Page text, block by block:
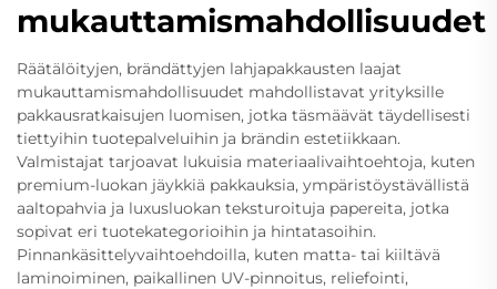
mukauttamismahdollisuudet
Räätälöityjen, brändättyjen lahjapakkausten laajat
mukauttamismahdollisuudet mahdollistavat yrityksille
pakkausratkaisujen luomisen, jotka täsmäävät täydellisesti
tiettyihin tuotepalveluihin ja brändin estetiikkaan.
Valmistajat tarjoavat lukuisia materiaalivaihtoehtoja, kuten
premium-luokan jäykkiä pakkauksia, ympäristöystävällistä
aaltopahvia ja luxusluokan teksturoituja papereita, jotka
sopivat eri tuotekategorioihin ja hintatasoihin.
Pinnankäsittelyvaihtoehdoilla, kuten matta- tai kiiltävä
laminoiminen, paikallinen UV-pinnoitus, reliefointi,